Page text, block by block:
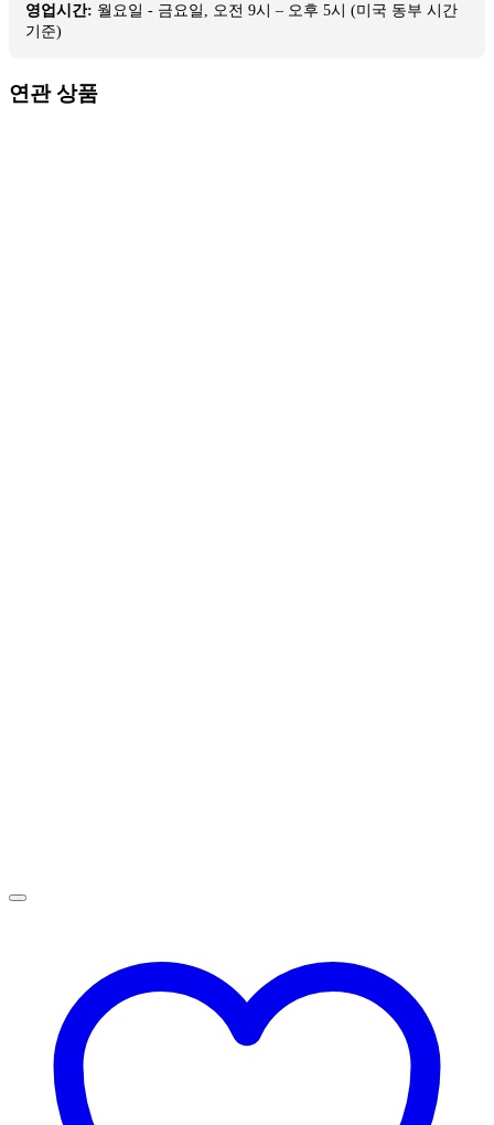
영업시간: 월요일 - 금요일, 오전 9시 – 오후 5시 (미국 동부 시간
기준)
연관 상품